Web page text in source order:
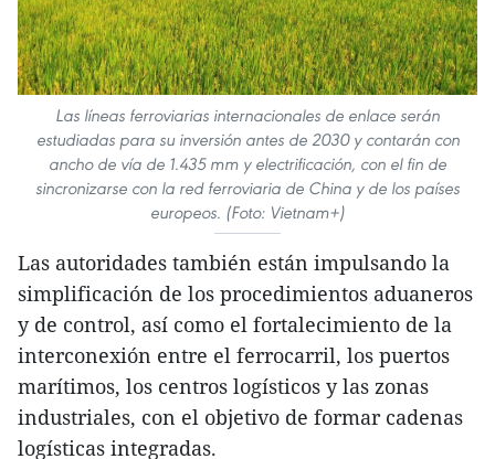
Las líneas ferroviarias internacionales de enlace serán
estudiadas para su inversión antes de 2030 y contarán con
ancho de vía de 1.435 mm y electrificación, con el fin de
sincronizarse con la red ferroviaria de China y de los países
europeos. (Foto: Vietnam+)
Las autoridades también están impulsando la
simplificación de los procedimientos aduaneros
y de control, así como el fortalecimiento de la
interconexión entre el ferrocarril, los puertos
marítimos, los centros logísticos y las zonas
industriales, con el objetivo de formar cadenas
logísticas integradas.